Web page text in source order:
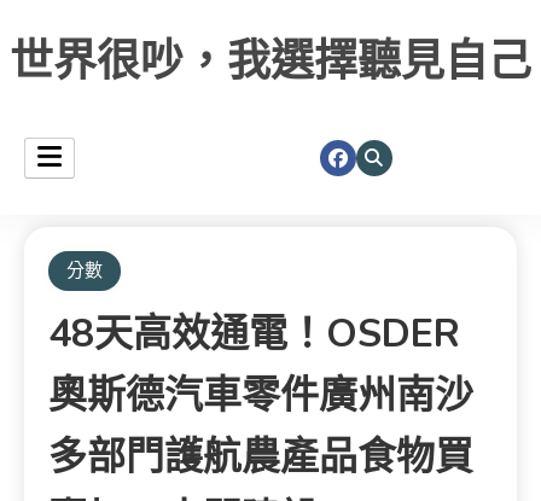
世界很吵，我選擇聽見自己
分數
48天高效通電！OSDER
奧斯德汽車零件廣州南沙
多部門護航農產品食物買